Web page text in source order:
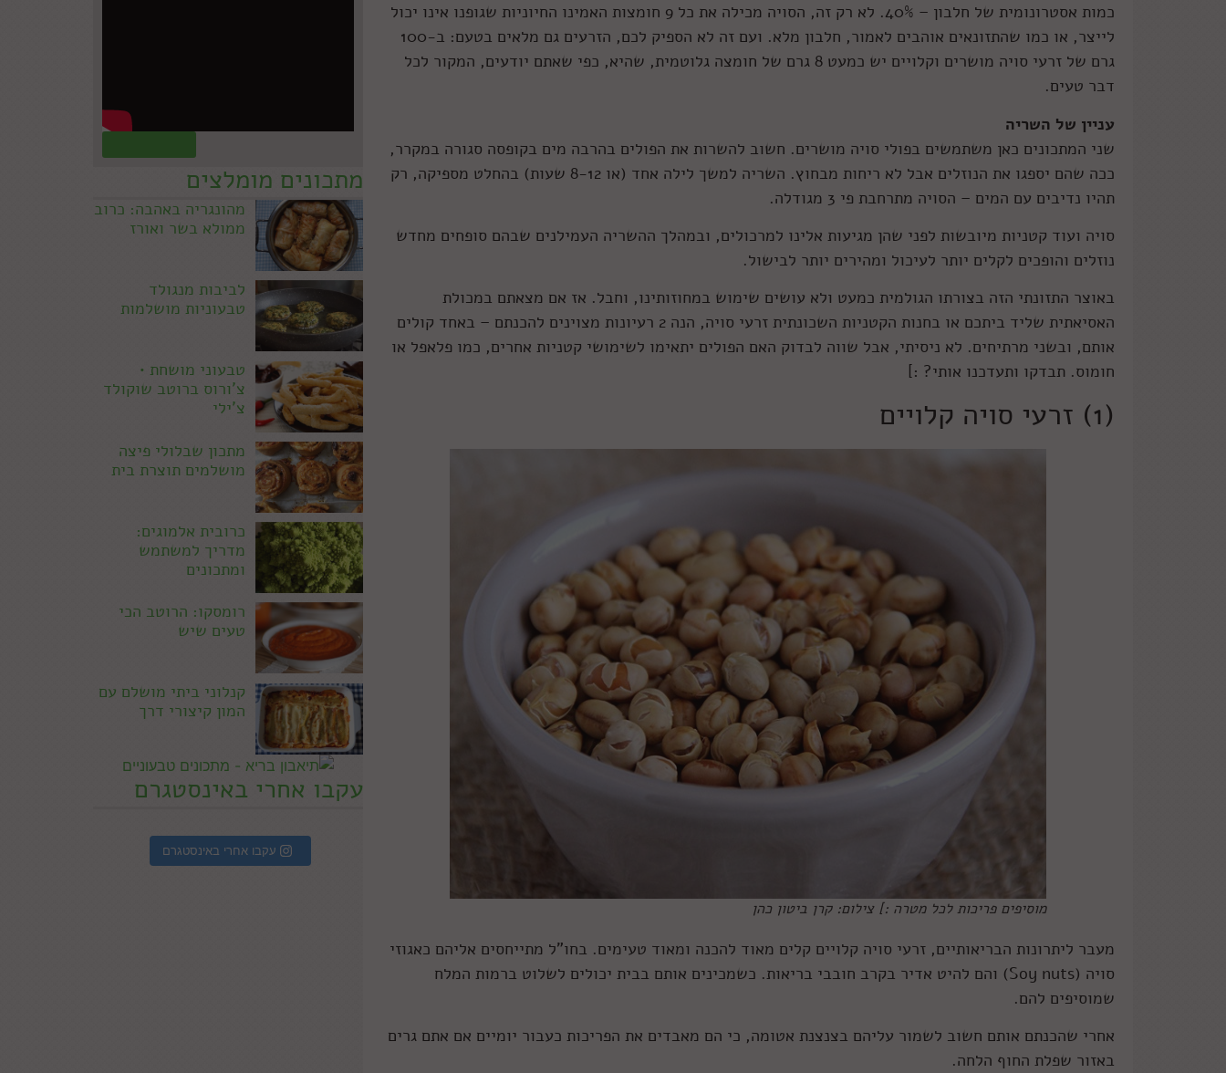
מתכונים מומלצים
מהונגריה באהבה: כרוב
ממולא בשר ואורז
לביבות מנגולד
טבעוניות מושלמות
טבעוני מושחת •
צ'ורוס ברוטב שוקולד
צ'ילי
מתכון שבלולי פיצה
מושלמים תוצרת בית
כרובית אלמוגים:
מדריך למשתמש
ומתכונים
רומסקו: הרוטב הכי
טעים שיש
קנלוני ביתי מושלם עם
המון קיצורי דרך
עקבו אחרי באינסטגרם
עקבו אחרי באינסטגרם
כמות אסטרונומית של חלבון – 40%. לא רק זה, הסויה מכילה את כל 9 חומצות האמינו החיוניות שגופנו אינו יכול
לייצר, או כמו שהתזונאים אוהבים לאמור, חלבון מלא. ועם זה לא הספיק לכם, הזרעים גם מלאים בטעם: ב-100
גרם של זרעי סויה מושרים וקלויים יש כמעט 8 גרם של חומצה גלוטמית, שהיא, כפי שאתם יודעים, המקור לכל
דבר טעים.
עניין של השריה
שני המתכונים כאן משתמשים בפולי סויה מושרים. חשוב להשרות את הפולים בהרבה מים בקופסה סגורה במקרר,
ככה שהם יספגו את הנוזלים אבל לא ריחות מבחוץ. השריה למשך לילה אחד (או 8-12 שעות) בהחלט מספיקה, רק
תהיו נדיבים עם המים – הסויה מתרחבת פי 3 מגודלה.
סויה ועוד קטניות מיובשות לפני שהן מגיעות אלינו למרכולים, ובמהלך ההשריה העמילנים שבהם סופחים מחדש
נוזלים והופכים לקלים יותר לעיכול ומהירים יותר לבישול.
באוצר התזונתי הזה בצורתו הגולמית כמעט ולא עושים שימוש במחוזותינו, וחבל. אז אם מצאתם במכולת
האסיאתית שליד ביתכם או בחנות הקטניות השכונתית זרעי סויה, הנה 2 רעיונות מצוינים להכנתם – באחד קולים
אותם, ובשני מרתיחים. לא ניסיתי, אבל שווה לבדוק האם הפולים יתאימו לשימושי קטניות אחרים, כמו פלאפל או
חומוס. תבדקו ותעדכנו אותי? :]
(1) זרעי סויה קלויים
מוסיפים פריכות לכל מטרה :] צילום: קרן ביטון כהן
מעבר ליתרונות הבריאותיים, זרעי סויה קלויים קלים מאוד להכנה ומאוד טעימים. בחו”ל מתייחסים אליהם כאגוזי
סויה (Soy nuts) והם להיט אדיר בקרב חובבי בריאות. כשמכינים אותם בבית יכולים לשלוט ברמות המלח
שמוסיפים להם.
אחרי שהכנתם אותם חשוב לשמור עליהם בצנצנת אטומה, כי הם מאבדים את הפריכות כעבור יומיים אם אתם גרים
באזור שפלת החוף הלחה.